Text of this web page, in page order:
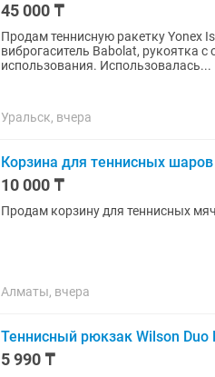
45 000 ₸
Продам теннисную ракетку Yonex Isometric. Струны целые, натяжка
виброгаситель Babolat, рукоятка
использования. Использовалась...
Уральск, вчера
Корзина для теннисных шаров
10 000 ₸
Продам корзину для теннисных
Алматы, вчера
Теннисный рюкзак Wilson Duo
5 990 ₸